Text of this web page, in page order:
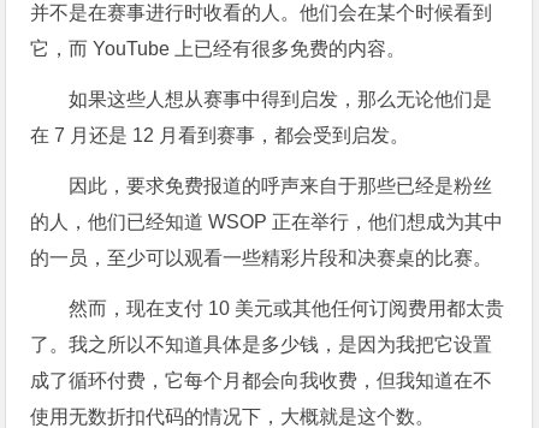
并不是在赛事进行时收看的人。他们会在某个时候看到
它，而 YouTube 上已经有很多免费的内容。
如果这些人想从赛事中得到启发，那么无论他们是
在 7 月还是 12 月看到赛事，都会受到启发。
因此，要求免费报道的呼声来自于那些已经是粉丝
的人，他们已经知道 WSOP 正在举行，他们想成为其中
的一员，至少可以观看一些精彩片段和决赛桌的比赛。
然而，现在支付 10 美元或其他任何订阅费用都太贵
了。我之所以不知道具体是多少钱，是因为我把它设置
成了循环付费，它每个月都会向我收费，但我知道在不
使用无数折扣代码的情况下，大概就是这个数。